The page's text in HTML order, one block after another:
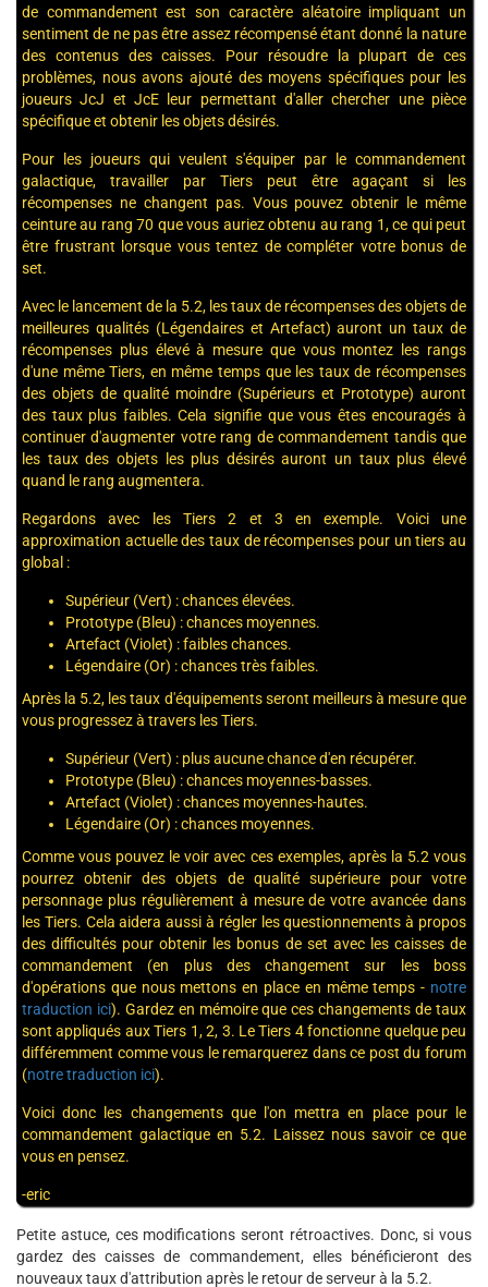
de commandement est son caractère aléatoire impliquant un
sentiment de ne pas être assez récompensé étant donné la nature
des contenus des caisses. Pour résoudre la plupart de ces
problèmes, nous avons ajouté des moyens spécifiques pour les
joueurs JcJ et JcE leur permettant d'aller chercher une pièce
spécifique et obtenir les objets désirés.
Pour les joueurs qui veulent s'équiper par le commandement
galactique, travailler par Tiers peut être agaçant si les
récompenses ne changent pas. Vous pouvez obtenir le même
ceinture au rang 70 que vous auriez obtenu au rang 1, ce qui peut
être frustrant lorsque vous tentez de compléter votre bonus de
set.
Avec le lancement de la 5.2, les taux de récompenses des objets de
meilleures qualités (Légendaires et Artefact) auront un taux de
récompenses plus élevé à mesure que vous montez les rangs
d'une même Tiers, en même temps que les taux de récompenses
des objets de qualité moindre (Supérieurs et Prototype) auront
des taux plus faibles. Cela signifie que vous êtes encouragés à
continuer d'augmenter votre rang de commandement tandis que
les taux des objets les plus désirés auront un taux plus élevé
quand le rang augmentera.
Regardons avec les Tiers 2 et 3 en exemple. Voici une
approximation actuelle des taux de récompenses pour un tiers au
global :
Supérieur (Vert) : chances élevées.
Prototype (Bleu) : chances moyennes.
Artefact (Violet) : faibles chances.
Légendaire (Or) : chances très faibles.
Après la 5.2, les taux d'équipements seront meilleurs à mesure que
vous progressez à travers les Tiers.
Supérieur (Vert) : plus aucune chance d'en récupérer.
Prototype (Bleu) : chances moyennes-basses.
Artefact (Violet) : chances moyennes-hautes.
Légendaire (Or) : chances moyennes.
Comme vous pouvez le voir avec ces exemples, après la 5.2 vous
pourrez obtenir des objets de qualité supérieure pour votre
personnage plus régulièrement à mesure de votre avancée dans
les Tiers. Cela aidera aussi à régler les questionnements à propos
des difficultés pour obtenir les bonus de set avec les caisses de
commandement (en plus des changement sur les boss
d'opérations que nous mettons en place en même temps - notre
traduction ici). Gardez en mémoire que ces changements de taux
sont appliqués aux Tiers 1, 2, 3. Le Tiers 4 fonctionne quelque peu
différemment comme vous le remarquerez dans ce post du forum
(notre traduction ici).
Voici donc les changements que l'on mettra en place pour le
commandement galactique en 5.2. Laissez nous savoir ce que
vous en pensez.
-eric
Petite astuce, ces modifications seront rétroactives. Donc, si vous
gardez des caisses de commandement, elles bénéficieront des
nouveaux taux d'attribution après le retour de serveur à la 5.2.